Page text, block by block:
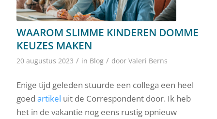
WAAROM SLIMME KINDEREN DOMME
KEUZES MAKEN
20 augustus 2023 / in Blog / door Valeri Berns
Enige tijd geleden stuurde een collega een heel
goed artikel uit de Correspondent door. Ik heb
het in de vakantie nog eens rustig opnieuw